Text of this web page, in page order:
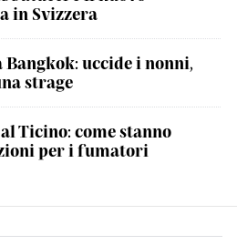
in Svizzera
Bangkok: uccide i nonni,
strage
Ticino: come stanno
per i fumatori